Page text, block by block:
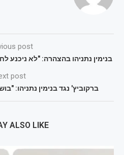
post
בנימין נתניהו בהצהרה: "לא ניכנע
post
ברקוביץ' נגד בנימין נתניהו:
ALSO LIKE